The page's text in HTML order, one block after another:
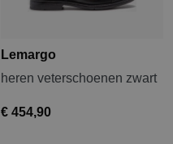
Lemargo
heren veterschoenen zwart
€ 454,90